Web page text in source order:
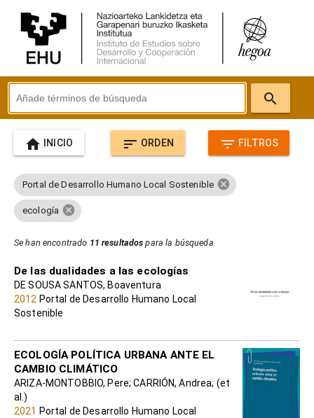
search
home INICIO sort ORDEN filter_list FILTROS
Portal de Desarrollo Humano Local Sostenible cancel
ecología cancel
Se han encontrado 11 resultados para la búsqueda.
De las dualidades a las ecologías
DE SOUSA SANTOS, Boaventura
2012 Portal de Desarrollo Humano Local
Sostenible
ECOLOGÍA POLÍTICA URBANA ANTE EL
CAMBIO CLIMÁTICO
ARIZA-MONTOBBIO, Pere; CARRIÓN, Andrea; (et
al.)
2021 Portal de Desarrollo Humano Local